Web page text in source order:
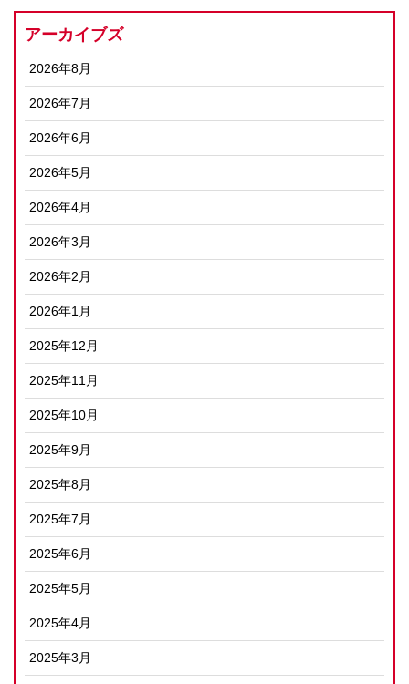
アーカイブズ
2026年8月
2026年7月
2026年6月
2026年5月
2026年4月
2026年3月
2026年2月
2026年1月
2025年12月
2025年11月
2025年10月
2025年9月
2025年8月
2025年7月
2025年6月
2025年5月
2025年4月
2025年3月